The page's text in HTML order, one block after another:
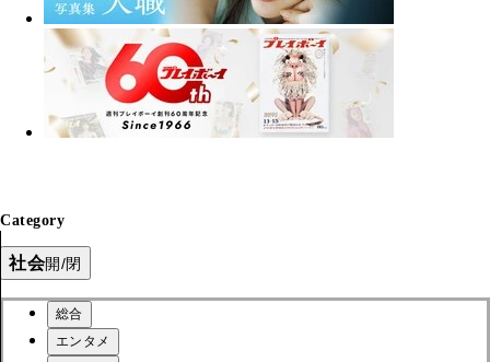
Category
社会開/閉
総合
エンタメ